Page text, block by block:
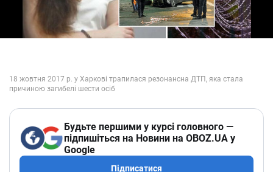
Будьте першими у курсі головного —
підпишіться на Новини на OBOZ.UA у
Google
Підписатися